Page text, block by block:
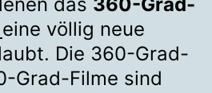
eine völlig neue
Die 360-Grad-
Grad-Filme sind